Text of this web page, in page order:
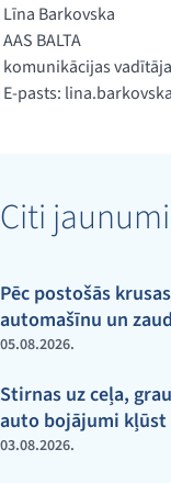
Līna Barkovska
AAS BALTA
komunikācijas vadītāja
E-pasts:
Citi jaunumi
Pēc postošās
automašīnu un
05.08.2026.
Stirnas uz ceļa,
auto bojājumi kļūst
03.08.2026.